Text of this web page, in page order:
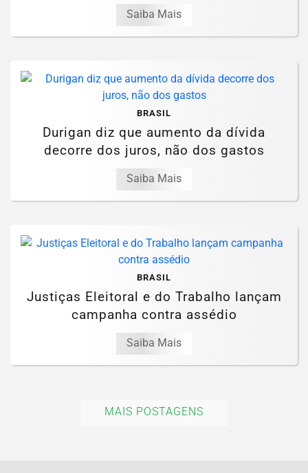
Saiba Mais
BRASIL
Durigan diz que aumento da dívida
decorre dos juros, não dos gastos
Saiba Mais
BRASIL
Justiças Eleitoral e do Trabalho lançam
campanha contra assédio
Saiba Mais
MAIS POSTAGENS